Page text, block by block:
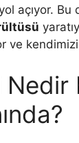
yol açıyor.
ve
Nedir